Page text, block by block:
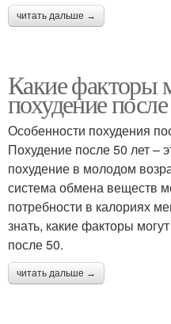
читать дальше →
Какие факторы
похудение
Особенности похудения
Похудение после 50 лет –
похудение в молодом
система обмена веществ
потребности в калориях
знать, какие факторы
после 50.
читать дальше →